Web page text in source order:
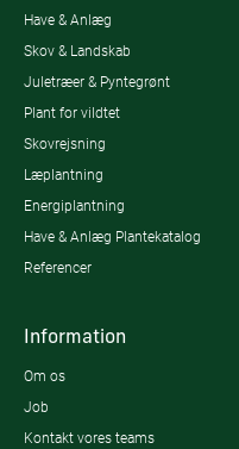
Have & Anlæg
Skov & Landskab
Juletræer & Pyntegrønt
Plant for vildtet
Skovrejsning
Læplantning
Energiplantning
Have & Anlæg Plantekatalog
Referencer
Information
Om os
Job
Kontakt vores teams